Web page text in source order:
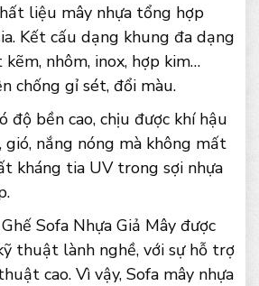
liệu mây nhựa tổng hợp
Kết cấu dạng khung đa dạng
nhôm, inox, hợp kim…
chống gỉ sét, đổi màu.
độ bền cao, chịu được khí hậu
gió, nắng nóng mà không mất
kháng tia UV trong sợi nhựa
Sofa Nhựa Giả Mây được
thuật lành nghề, với sự hỗ trợ
cao. Vì vậy, Sofa mây nhựa